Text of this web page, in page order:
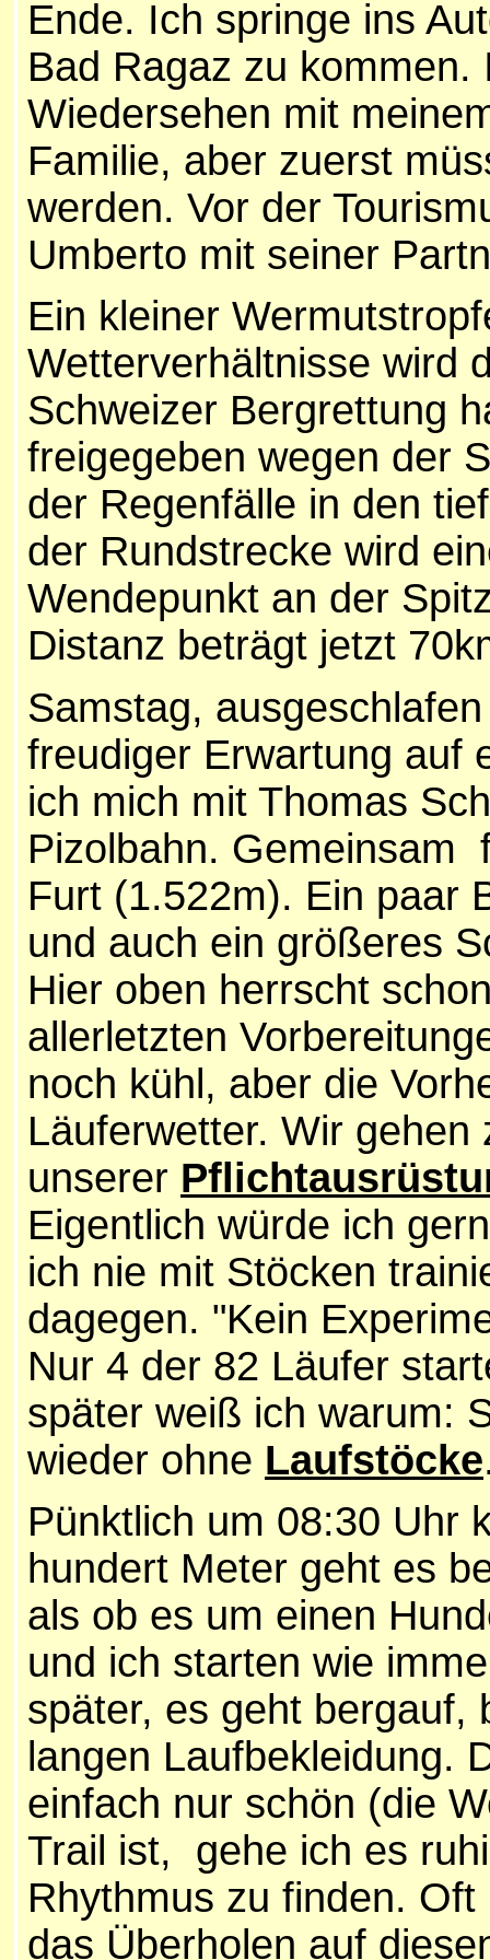
Ende. Ich springe ins
Bad Ragaz zu
Wiedersehen mit
Familie, aber zuerst
werden. Vor der
Umberto mit seiner
Ein kleiner
Wetterverhältnisse wird
Schweizer Bergrettung
freigegeben wegen der
der Regenfälle in den
der Rundstrecke wird
Wendepunkt an der
Distanz beträgt jetzt
Samstag,
freudiger Erwartung auf
ich mich mit Thomas
Pizolbahn. Gemeinsam
Furt (1.522m). Ein paar
und auch ein größeres
Hier oben herrscht
allerletzten
noch kühl, aber die
Läuferwetter. Wir
unserer
Eigentlich würde ich
ich nie mit Stöcken
dagegen. "Kein
Nur 4 der 82 Läufer
später weiß ich warum:
wieder ohne Laufstöcke
Pünktlich um 08:30 Uhr
hundert Meter geht es
als ob es um einen
und ich starten wie
später, es geht bergauf,
langen Laufbekleidung.
einfach nur schön (die
Trail ist, gehe ich es
Rhythmus zu finden.
das Überholen auf